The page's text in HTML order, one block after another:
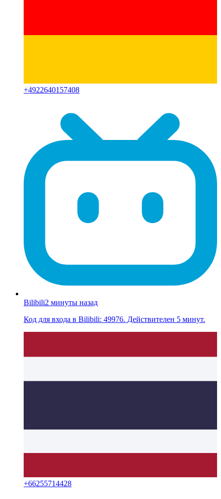
+4922640157408
Bilibili2 минуты назад
Код для входа в Bilibili: 49976. Действителен 5 минут.
+66255714428